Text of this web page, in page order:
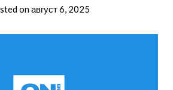
on август 6, 2025